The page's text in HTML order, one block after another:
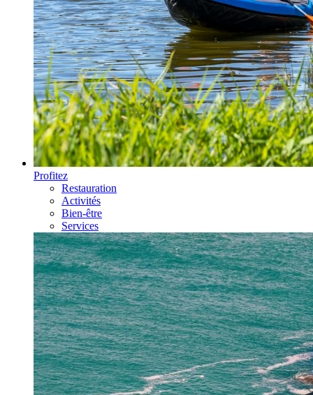
Profitez
Restauration
Activités
Bien-être
Services